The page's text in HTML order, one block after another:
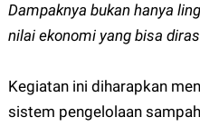
Dampaknya bukan hanya
nilai ekonomi yang bisa
Kegiatan ini diharapkan
sistem pengelolaan